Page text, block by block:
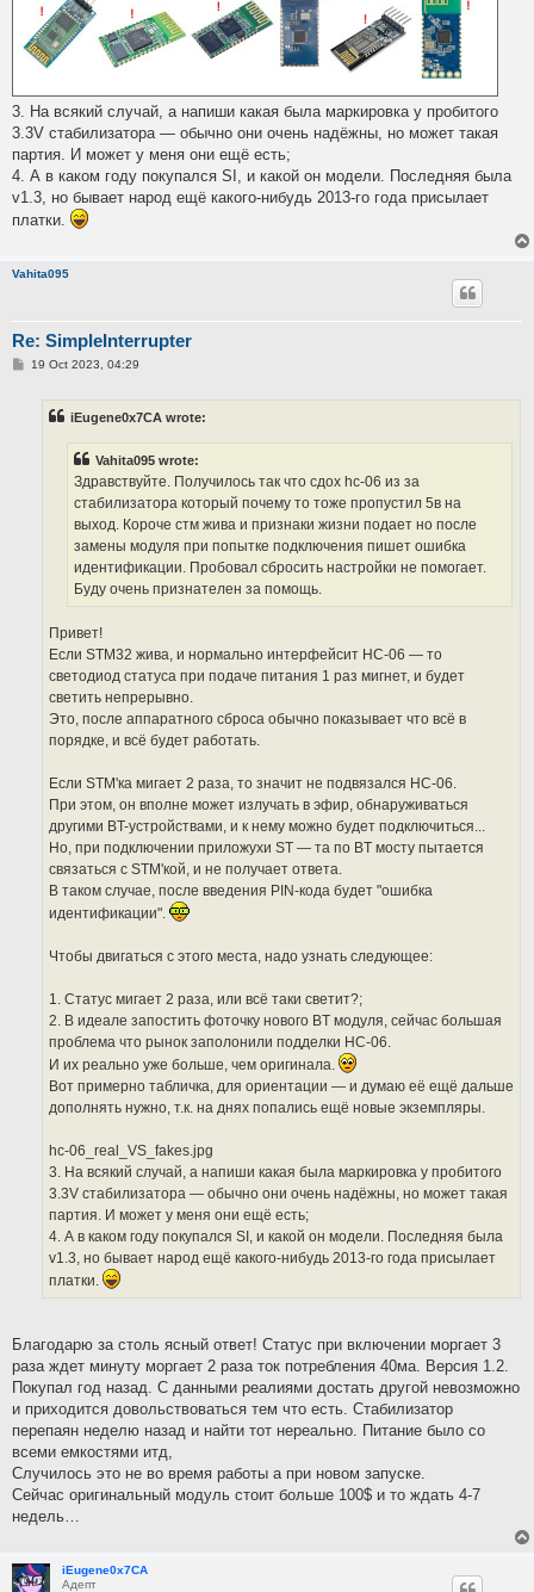
3. На всякий случай, а напиши какая была маркировка у пробитого
3.3V стабилизатора — обычно они очень надёжны, но может такая
партия. И может у меня они ещё есть;
4. А в каком году покупался SI, и какой он модели. Последняя была
v1.3, но бывает народ ещё какого-нибудь 2013-го года присылает
платки.
Vahita095
Re: SimpleInterrupter
P19 Oct 2023, 04:29
iEugene0x7CA wrote:
Vahita095 wrote:
Здравствуйте. Получилось так что сдох hc-06 из за
стабилизатора который почему то тоже пропустил 5в на
выход. Короче стм жива и признаки жизни подает но после
замены модуля при попытке подключения пишет ошибка
идентификации. Пробовал сбросить настройки не помогает.
Буду очень признателен за помощь.
Привет!
Если STM32 жива, и нормально интерфейсит HC-06 — то
светодиод статуса при подаче питания 1 раз мигнет, и будет
светить непрерывно.
Это, после аппаратного сброса обычно показывает что всё в
порядке, и всё будет работать.
Если STM'ка мигает 2 раза, то значит не подвязался HC-06.
При этом, он вполне может излучать в эфир, обнаруживаться
другими BT-устройствами, и к нему можно будет подключиться...
Но, при подключении приложухи ST — та по BT мосту пытается
связаться с STM'кой, и не получает ответа.
В таком случае, после введения PIN-кода будет "ошибка
идентификации".
Чтобы двигаться с этого места, надо узнать следующее:
1. Статус мигает 2 раза, или всё таки светит?;
2. В идеале запостить фоточку нового BT модуля, сейчас большая
проблема что рынок заполонили подделки HC-06.
И их реально уже больше, чем оригинала.
Вот примерно табличка, для ориентации — и думаю её ещё дальше
дополнять нужно, т.к. на днях попались ещё новые экземпляры.
hc-06_real_VS_fakes.jpg
3. На всякий случай, а напиши какая была маркировка у пробитого
3.3V стабилизатора — обычно они очень надёжны, но может такая
партия. И может у меня они ещё есть;
4. А в каком году покупался SI, и какой он модели. Последняя была
v1.3, но бывает народ ещё какого-нибудь 2013-го года присылает
платки.
Благодарю за столь ясный ответ! Статус при включении моргает 3
раза ждет минуту моргает 2 раза ток потребления 40ма. Версия 1.2.
Покупал год назад. С данными реалиями достать другой невозможно
и приходится довольствоваться тем что есть. Стабилизатор
перепаян неделю назад и найти тот нереально. Питание было со
всеми емкостями итд,
Случилось это не во время работы а при новом запуске.
Сейчас оригинальный модуль стоит больше 100$ и то ждать 4-7
недель…
iEugene0x7CA
Адепт